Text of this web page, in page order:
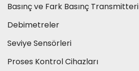
Basınç ve Fark Basınç Transmitteri
Debimetreler
Seviye Sensörleri
Proses Kontrol Cihazları